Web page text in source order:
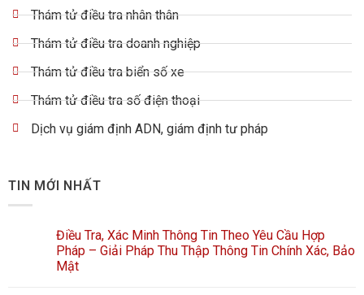
Thám tử điều tra nhân thân
Thám tử điều tra doanh nghiệp
Thám tử điều tra biển số xe
Thám tử điều tra số điện thoại
Dịch vụ giám định ADN, giám định tư pháp
TIN MỚI NHẤT
Điều Tra, Xác Minh Thông Tin Theo Yêu Cầu Hợp
Pháp – Giải Pháp Thu Thập Thông Tin Chính Xác, Bảo
Mật